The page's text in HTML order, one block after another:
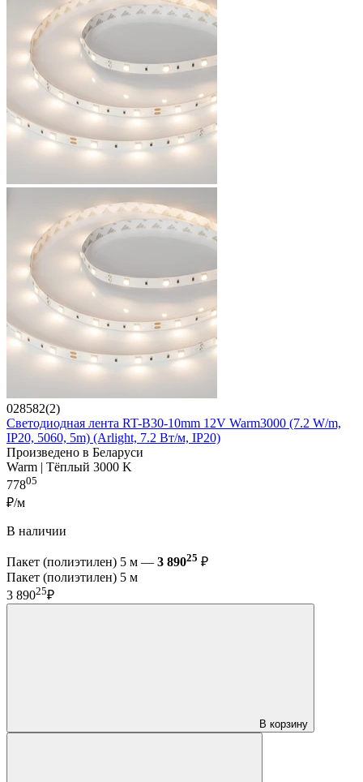
028582(2)
Светодиодная лента RT-B30-10mm 12V Warm3000 (7.2 W/m,
IP20, 5060, 5m) (Arlight, 7.2 Вт/м, IP20)
Произведено в Беларуси
Warm | Тёплый 3000 K
77805
₽/м
В наличии
Пакет (полиэтилен) 5 м — 3 89025 ₽
Пакет (полиэтилен) 5 м
3 89025₽
В корзину